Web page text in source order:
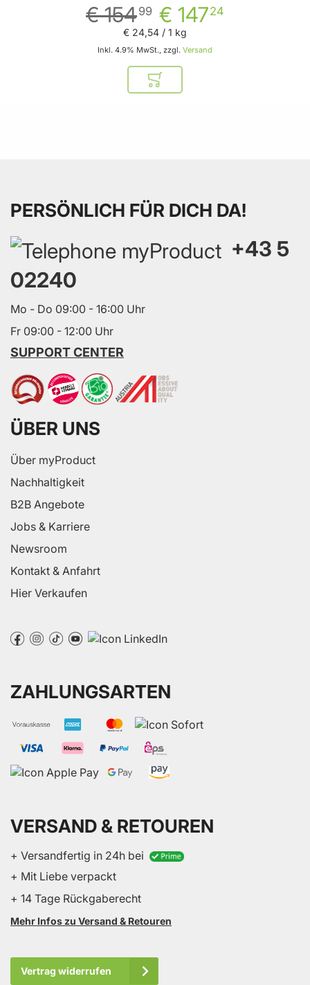
€ 14724
€ 15499
Inkl. 4.9% MwSt., zzgl. Versand
€ 24,54 / 1 kg
In den Warenkorb
PERSÖNLICH FÜR DICH DA!
+43 5
02240
Mo - Do 09:00 - 16:00 Uhr
Fr 09:00 - 12:00 Uhr
SUPPORT CENTER
ÜBER UNS
Über myProduct
Nachhaltigkeit
B2B Angebote
Jobs & Karriere
Newsroom
Kontakt & Anfahrt
Hier Verkaufen
ZAHLUNGSARTEN
VERSAND & RETOUREN
+ Versandfertig in 24h bei
+ Mit Liebe verpackt
+ 14 Tage Rückgaberecht
Mehr Infos zu Versand & Retouren
Vertrag widerrufen